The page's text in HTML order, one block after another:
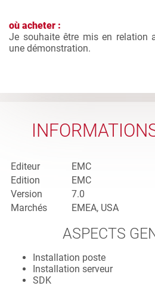
où acheter :
Je souhaite être mis en relation
une démonstration.
Editeur
EMC
Edition
EMC
Version
7.0
Marchés
EMEA, USA
ASPECTS
Installation poste
Installation serveur
SDK